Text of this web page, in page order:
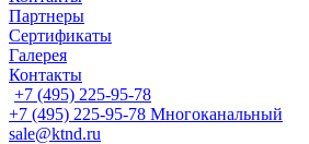
Партнеры
Сертификаты
Галерея
Контакты
+7 (495) 225-95-78
+7 (495) 225-95-78 Многоканальный
sale@ktnd.ru